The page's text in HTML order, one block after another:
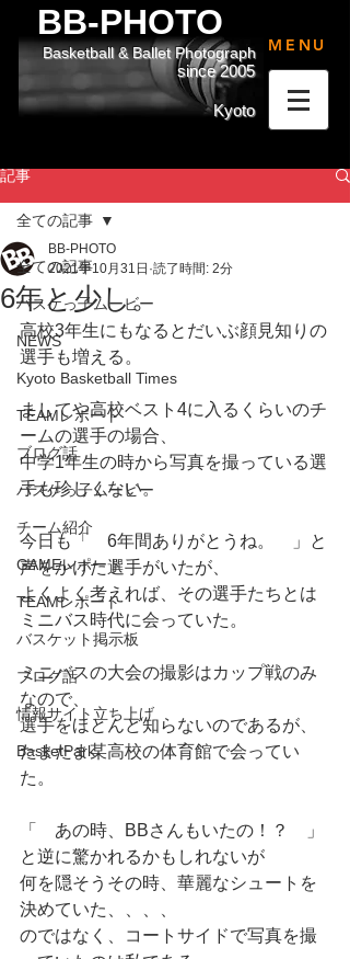
BB-PHOTO
since 2005
Basketball & Ballet Photograph
Kyoto
MENU
記事
全ての記事
バスケっ子ムービー
NEWS
Kyoto Basketball Times
TEAMレポート
ブログ話
バスケっ子ムービー
チーム紹介
GAMEレポート
TEAMレポート
バスケット掲示板
ブログ話
情報サイト立ち上げ
BasketPark
全ての記事
6年と少し。
BB-PHOTO
2021年10月31日 読了時間: 2分
高校3年生にもなるとだいぶ顔見知りの
選手も増える。
ましてや高校ベスト4に入るくらいのチ
ームの選手の場合、
中学1年生の時から写真を撮っている選
手も珍しくない。
今日も「　6年間ありがとうね。　」と
声をかけた選手がいたが、
よくよく考えれば、その選手たちとは
ミニバス時代に会っていた。
ミニバスの大会の撮影はカップ戦のみ
なので、
選手をほとんど知らないのであるが、
たまたま某高校の体育館で会ってい
た。
「　あの時、BBさんもいたの！？　」
と逆に驚かれるかもしれないが
何を隠そうその時、華麗なシュートを
決めていた、、、、
のではなく、コートサイドで写真を撮